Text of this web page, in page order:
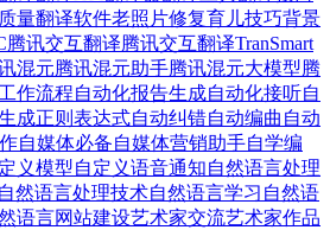
量翻译软件老照片修复育儿技巧背景
腾讯交互翻译腾讯交互翻译TranSmart
混元腾讯混元助手腾讯混元大模型腾
作流程自动化报告生成自动化接听自
成正则表达式自动纠错自动编曲 自动
自媒体必备自媒体营销助手自学编
义模型自定义语音通知自然语言处理
自然语言处理技术自然语言学习 自然语
语言网站建设艺术家交流艺术家作品